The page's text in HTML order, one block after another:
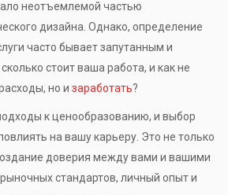
неотъемлемой частью
дизайна. Однако, определение
часто бывает запутанным и
стоит ваша работа, и как не
но и заработать?
к ценообразованию, и выбор
на вашу карьеру. Это не только
доверия между вами и вашими
стандартов, личный опыт и